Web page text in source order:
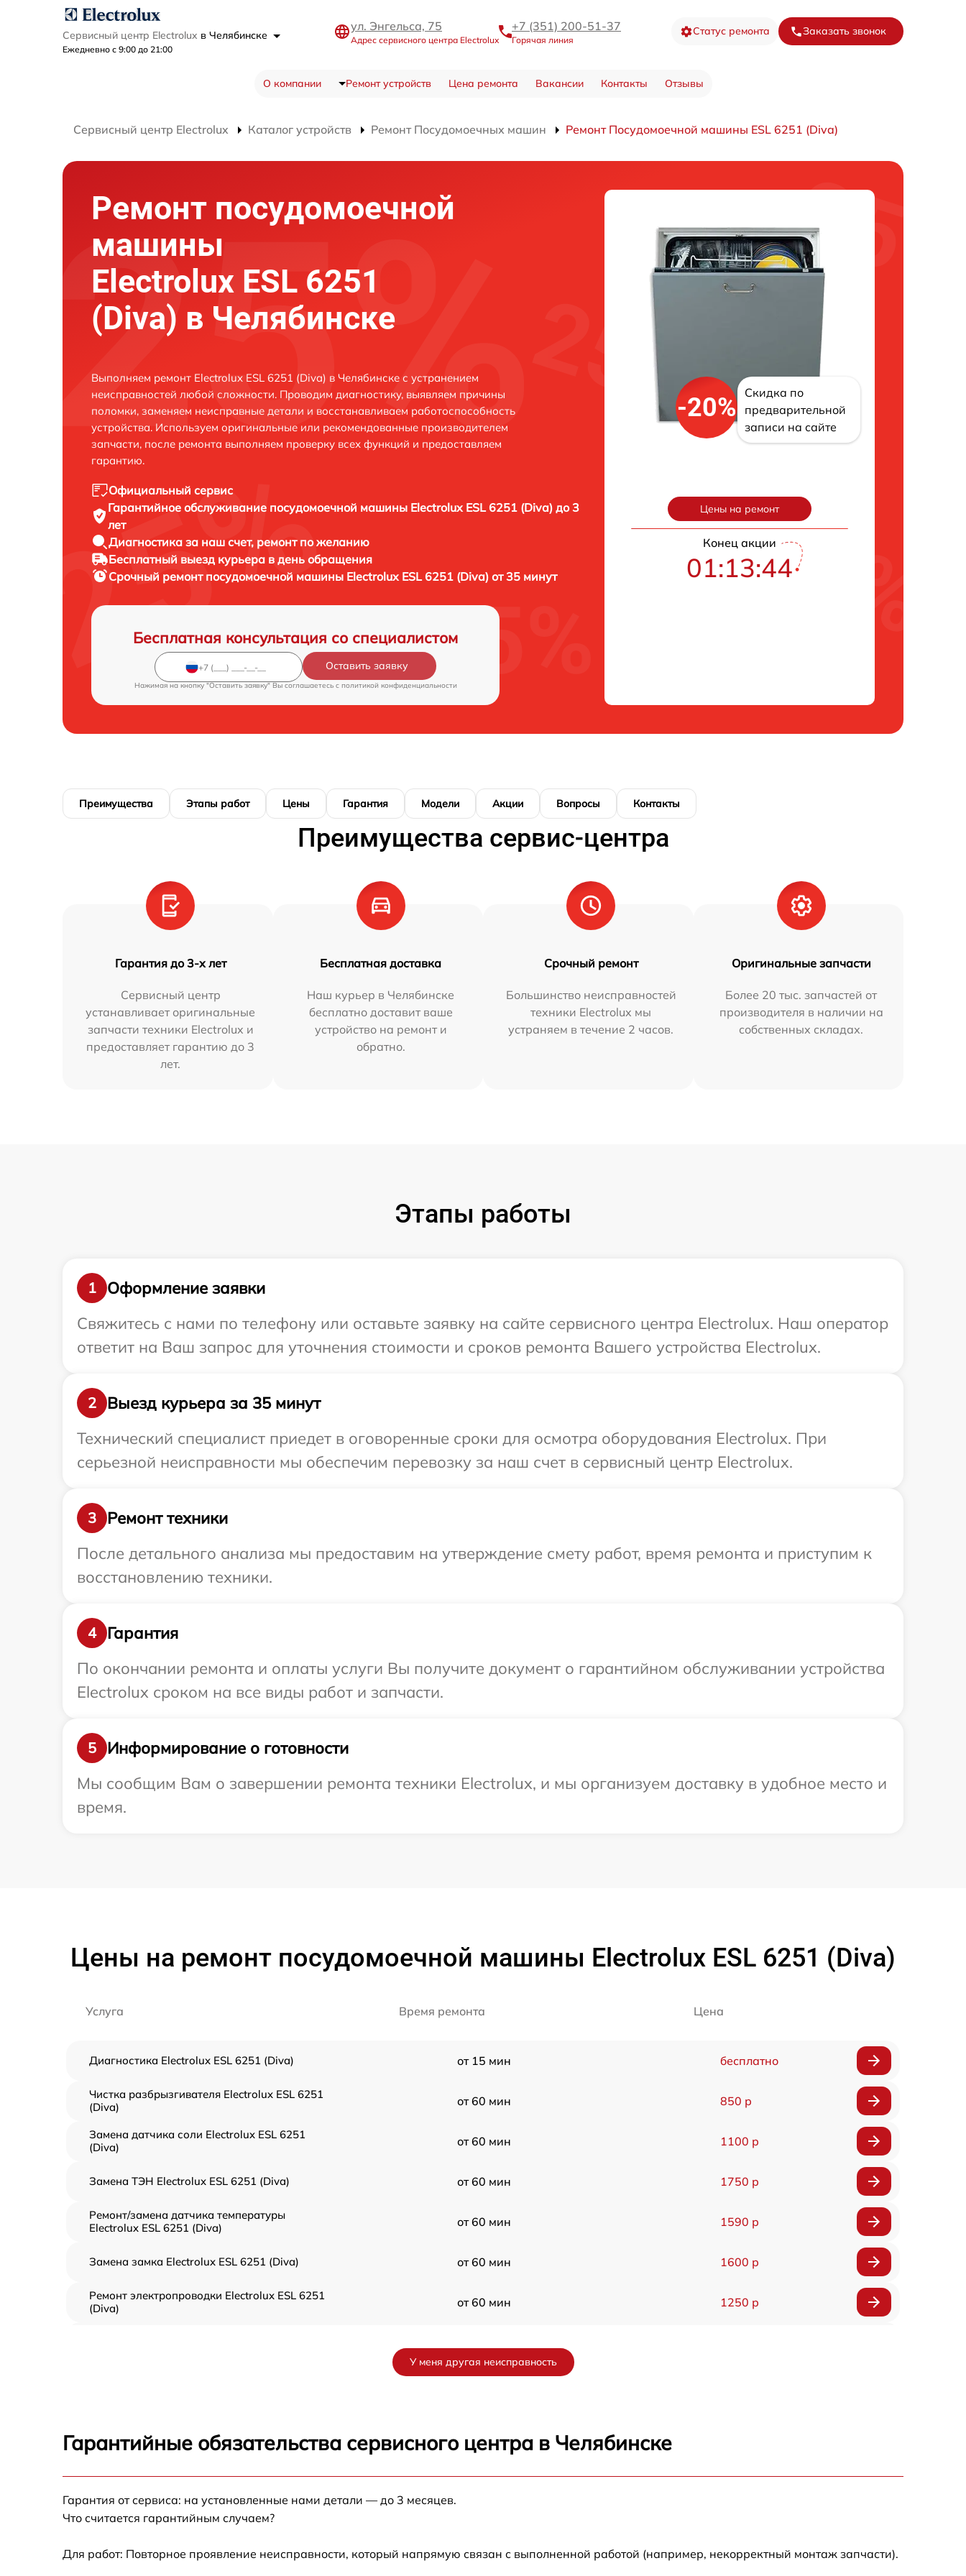
Сервисный центр Electrolux в Челябинске
Ежедневно с 9:00 до 21:00
ул. Энгельса, 75
Адрес сервисного центра Electrolux
+7 (351) 200-51-37
Горячая линия
Статус ремонта Заказать звонок
О компании Ремонт устройств Цена ремонта Вакансии Контакты Отзывы
Сервисный центр Electrolux Каталог устройств Ремонт Посудомоечных машин Ремонт Посудомоечной машины ESL 6251 (Diva)
Ремонт посудомоечной
машины
Electrolux ESL 6251
(Diva) в Челябинске
Выполняем ремонт Electrolux ESL 6251 (Diva) в Челябинске с устранением
неисправностей любой сложности. Проводим диагностику, выявляем причины
поломки, заменяем неисправные детали и восстанавливаем работоспособность
устройства. Используем оригинальные или рекомендованные производителем
запчасти, после ремонта выполняем проверку всех функций и предоставляем
гарантию.
Официальный сервис
Гарантийное обслуживание посудомоечной машины Electrolux ESL 6251 (Diva) до 3
лет
Диагностика за наш счет, ремонт по желанию
Бесплатный выезд курьера в день обращения
Срочный ремонт посудомоечной машины Electrolux ESL 6251 (Diva) от 35 минут
Бесплатная консультация со специалистом
Оставить заявку
Нажимая на кнопку "Оставить заявку" Вы соглашаетесь c политикой конфиденциальности
-20%
Скидка по
предварительной
записи на сайте
Цены на ремонт
Конец акции
01:13:43
Преимущества Этапы работ Цены Гарантия Модели Акции Вопросы Контакты
Преимущества сервис-центра
Гарантия до 3-х лет
Сервисный центр
устанавливает оригинальные
запчасти техники Electrolux и
предоставляет гарантию до 3
лет.
Бесплатная доставка
Наш курьер в Челябинске
бесплатно доставит ваше
устройство на ремонт и
обратно.
Срочный ремонт
Большинство неисправностей
техники Electrolux мы
устраняем в течение 2 часов.
Оригинальные запчасти
Более 20 тыс. запчастей от
производителя в наличии на
собственных складах.
Этапы работы
1
Оформление заявки
Свяжитесь с нами по телефону или оставьте заявку на сайте сервисного центра Electrolux. Наш оператор
ответит на Ваш запрос для уточнения стоимости и сроков ремонта Вашего устройства Electrolux.
2
Выезд курьера за 35 минут
Технический специалист приедет в оговоренные сроки для осмотра оборудования Electrolux. При
серьезной неисправности мы обеспечим перевозку за наш счет в сервисный центр Electrolux.
3
Ремонт техники
После детального анализа мы предоставим на утверждение смету работ, время ремонта и приступим к
восстановлению техники.
4
Гарантия
По окончании ремонта и оплаты услуги Вы получите документ о гарантийном обслуживании устройства
Electrolux сроком на все виды работ и запчасти.
5
Информирование о готовности
Мы сообщим Вам о завершении ремонта техники Electrolux, и мы организуем доставку в удобное место и
время.
Цены на ремонт посудомоечной машины Electrolux ESL 6251 (Diva)
Услуга Время ремонта Цена
Диагностика Electrolux ESL 6251 (Diva) от 15 мин бесплатно
Чистка разбрызгивателя Electrolux ESL 6251
(Diva)
от 60 мин 850 р
Замена датчика соли Electrolux ESL 6251
(Diva)
от 60 мин 1100 р
Замена ТЭН Electrolux ESL 6251 (Diva) от 60 мин 1750 р
Ремонт/замена датчика температуры
Electrolux ESL 6251 (Diva)
от 60 мин 1590 р
Замена замка Electrolux ESL 6251 (Diva) от 60 мин 1600 р
Ремонт электропроводки Electrolux ESL 6251
(Diva)
от 60 мин 1250 р
Замена панели управления Electrolux ESL
6251 (Diva)
(Diva)
У меня другая неисправность
Гарантийные обязательства сервисного центра в Челябинске
Гарантия от сервиса: на установленные нами детали — до 3 месяцев.
Что считается гарантийным случаем?
Для работ: Повторное проявление неисправности, который напрямую связан с выполненной работой (например, некорректный монтаж запчасти).